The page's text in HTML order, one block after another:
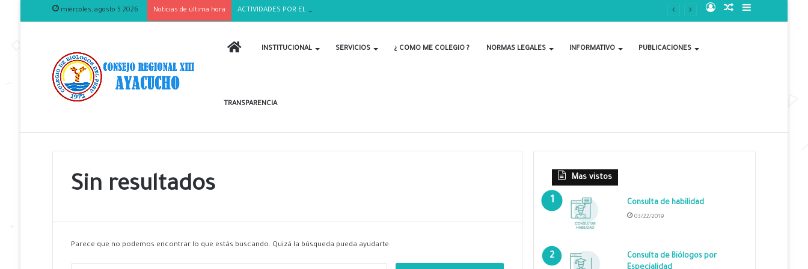
miércoles, agosto 5 2026 Noticias de última hora ACTIVIDADES POR EL DÍA DEL BIOLOGO Barra
Publicación
Acceso
INICIO INSTITUCIONAL SERVICIOS ¿ COMO ME COLEGIO ? NORMAS LEGALES INFORMATIVO PUBLICACIONES
TRANSPARENCIA
Sin resultados
Parece que no podemos encontrar lo que estás buscando. Quizá la búsqueda pueda ayudarte.
Mas vistos
Consulta de habilidad
03/22/2019
Consulta de Biólogos por